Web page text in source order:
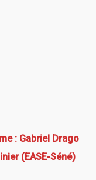
: Gabriel Drago
(EASE-Séné)